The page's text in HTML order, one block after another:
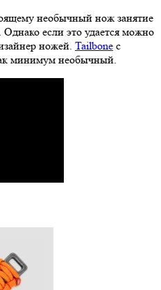
необычный нож занятие
Однако если это удается можно
ножей. Tailbone с
минимум необычный.